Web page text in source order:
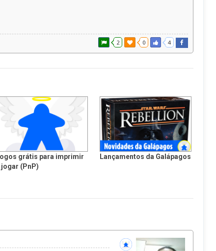
2 0 4
grátis para imprimir
jogar (PnP)
Lançamentos da Galápagos